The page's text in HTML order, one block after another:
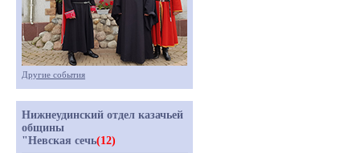
Другие события
Нижнеудинский отдел казачьей
общины
"Невская сечь(12)